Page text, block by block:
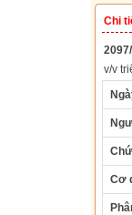
Chi
v/v
Cơ